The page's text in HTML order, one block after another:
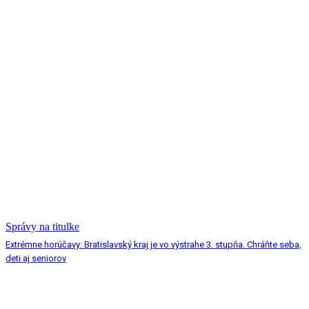
Správy na titulke
Extrémne horúčavy: Bratislavský kraj je vo výstrahe 3. stupňa. Chráňte seba,
deti aj seniorov